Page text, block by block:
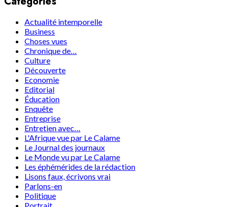
Actualité intemporelle
Business
Choses vues
Chronique de…
Culture
Découverte
Economie
Editorial
Éducation
Enquête
Entreprise
Entretien avec…
L'Afrique vue par Le Calame
Le Journal des journaux
Le Monde vu par Le Calame
Les éphémérides de la rédaction
Lisons faux, écrivons vrai
Parlons-en
Politique